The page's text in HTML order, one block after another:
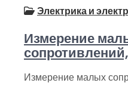
Электрика и
Измерение
Измерение малых